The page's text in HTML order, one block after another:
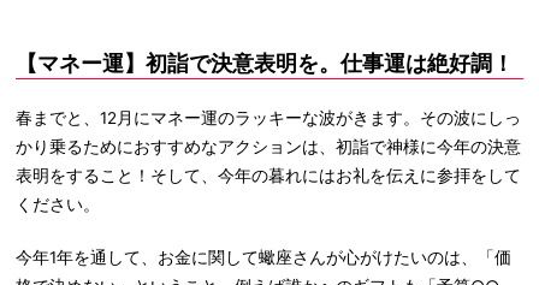
【マネー運】初詣で決意表明を。仕事運は絶好調！
春までと、12月にマネー運のラッキーな波がきます。その波にしっ
かり乗るためにおすすめなアクションは、初詣で神様に今年の決意
表明をすること！そして、今年の暮れにはお礼を伝えに参拝をして
ください。
今年1年を通して、お金に関して蠍座さんが心がけたいのは、「価